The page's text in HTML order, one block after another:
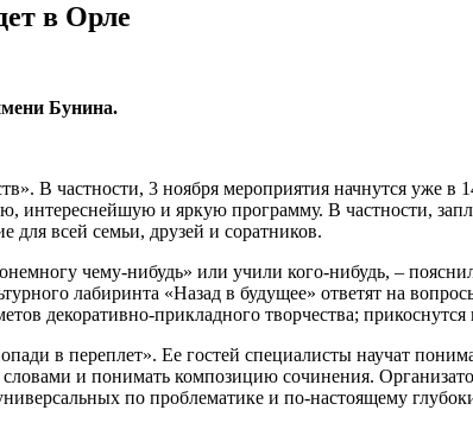
в Орле
Бунина.
В частности, 3 ноября мероприятия начнутся уже
и яркую программу. В частности,
для всей семьи, друзей и соратников.
чему-нибудь» или учили кого-нибудь, –
лабиринта «Назад в будущее» ответят на
декоративно-прикладного творчества;
в переплет». Ее гостей специалисты научат
и понимать композицию сочинения.
по проблематике и по-настоящему